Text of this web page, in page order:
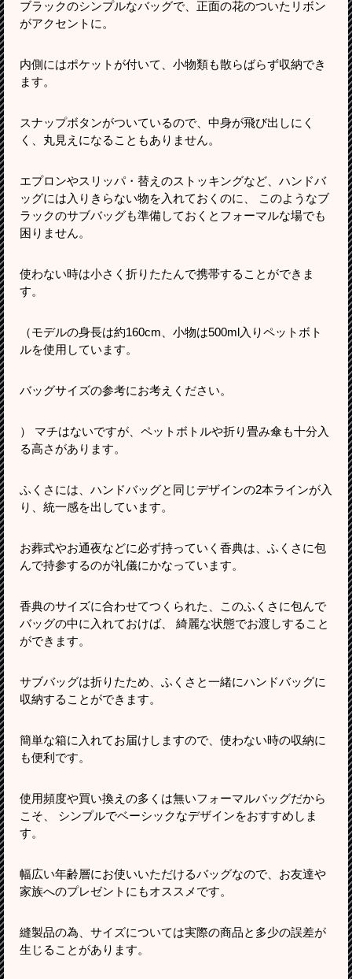
ブラックのシンプルなバッグで、正面の花のついたリボン
がアクセントに。
内側にはポケットが付いて、小物類も散らばらず収納でき
ます。
スナップボタンがついているので、中身が飛び出しにく
く、丸見えになることもありません。
エプロンやスリッパ・替えのストッキングなど、ハンドバ
ッグには入りきらない物を入れておくのに、 このようなブ
ラックのサブバッグも準備しておくとフォーマルな場でも
困りません。
使わない時は小さく折りたたんで携帯することができま
す。
（モデルの身長は約160cm、小物は500ml入りペットボト
ルを使用しています。
バッグサイズの参考にお考えください。
） マチはないですが、ペットボトルや折り畳み傘も十分入
る高さがあります。
ふくさには、ハンドバッグと同じデザインの2本ラインが入
り、統一感を出しています。
お葬式やお通夜などに必ず持っていく香典は、ふくさに包
んで持参するのが礼儀にかなっています。
香典のサイズに合わせてつくられた、このふくさに包んで
バッグの中に入れておけば、 綺麗な状態でお渡しすること
ができます。
サブバッグは折りたため、ふくさと一緒にハンドバッグに
収納することができます。
簡単な箱に入れてお届けしますので、使わない時の収納に
も便利です。
使用頻度や買い換えの多くは無いフォーマルバッグだから
こそ、 シンプルでベーシックなデザインをおすすめしま
す。
幅広い年齢層にお使いいただけるバッグなので、お友達や
家族へのプレゼントにもオススメです。
縫製品の為、サイズについては実際の商品と多少の誤差が
生じることがあります。